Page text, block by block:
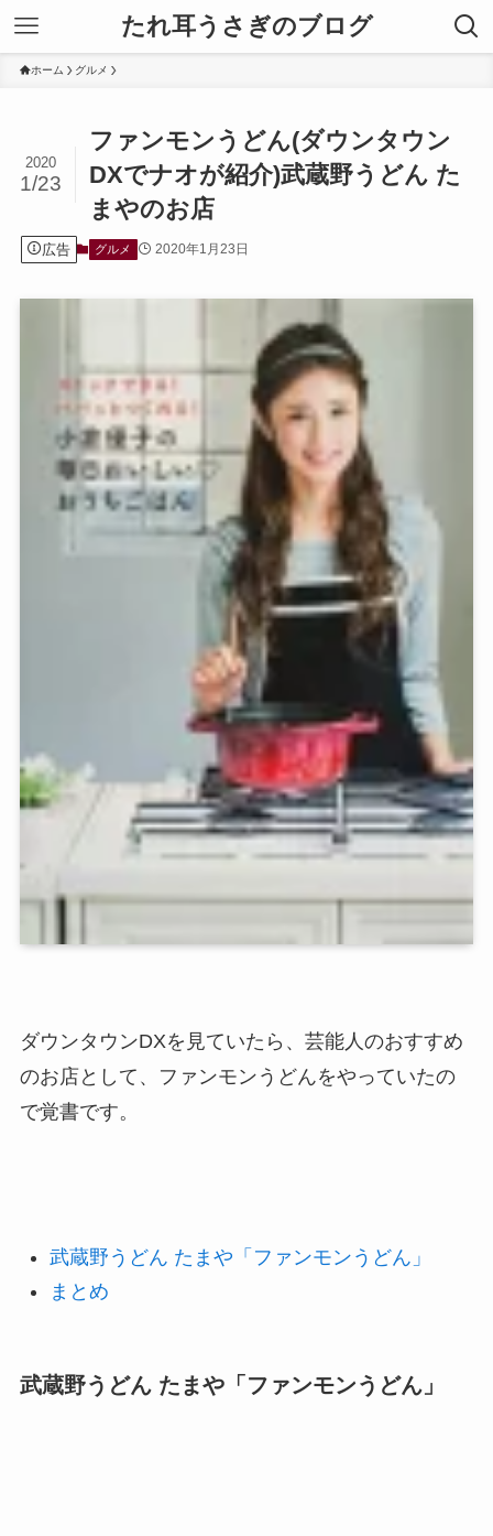
たれ耳うさぎのブログ
ホーム グルメ
ファンモンうどん(ダウンタウン
DXでナオが紹介)武蔵野うどん た
まやのお店
2020
1/23
広告 グルメ 2020年1月23日
ダウンタウンDXを見ていたら、芸能人のおすすめ
のお店として、ファンモンうどんをやっていたの
で覚書です。
武蔵野うどん たまや「ファンモンうどん」
まとめ
武蔵野うどん たまや「ファンモンうどん」